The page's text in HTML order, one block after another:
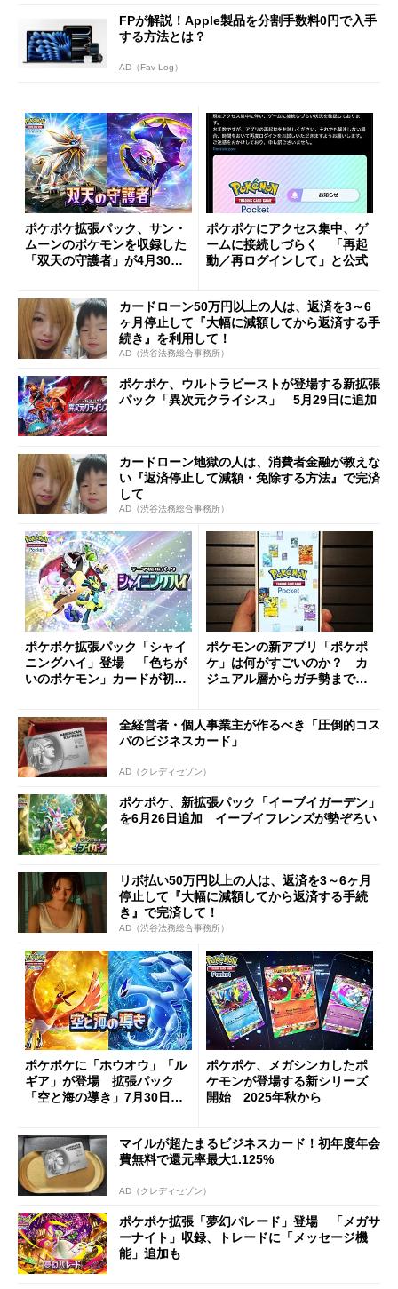
FPが解説！Apple製品を分割手数料0円で入手
する方法とは？
AD（Fav-Log）
ポケポケ拡張パック、サン・
ムーンのポケモンを収録した
「双天の守護者」が4月30日
ポケポケにアクセス集中、ゲ
ームに接続しづらく 「再起
動／再ログインして」と公式
カードローン50万円以上の人は、返済を3～6
ヶ月停止して『大幅に減額してから返済する手
続き』を利用して！
AD（渋谷法務総合事務所）
ポケポケ、ウルトラビーストが登場する新拡張
パック「異次元クライシス」 5月29日に追加
カードローン地獄の人は、消費者金融が教えな
い『返済停止して減額・免除する方法』で完済
して
AD（渋谷法務総合事務所）
ポケポケ拡張パック「シャイ
ニングハイ」登場 「色ちが
いのポケモン」カードが初登
ポケモンの新アプリ「ポケポ
ケ」は何がすごいのか？ カ
ジュアル層からガチ勢まで心
全経営者・個人事業主が作るべき「圧倒的コス
パのビジネスカード」
AD（クレディセゾン）
ポケポケ、新拡張パック「イーブイガーデン」
を6月26日追加 イーブイフレンズが勢ぞろい
リボ払い50万円以上の人は、返済を3～6ヶ月
停止して『大幅に減額してから返済する手続
き』で完済して！
AD（渋谷法務総合事務所）
ポケポケに「ホウオウ」「ル
ギア」が登場 拡張パック
「空と海の導き」7月30日追
ポケポケ、メガシンカしたポ
ケモンが登場する新シリーズ
開始 2025年秋から
マイルが超たまるビジネスカード！初年度年会
費無料で還元率最大1.125%
AD（クレディセゾン）
ポケポケ拡張「夢幻パレード」登場 「メガサ
ーナイト」収録、トレードに「メッセージ機
能」追加も